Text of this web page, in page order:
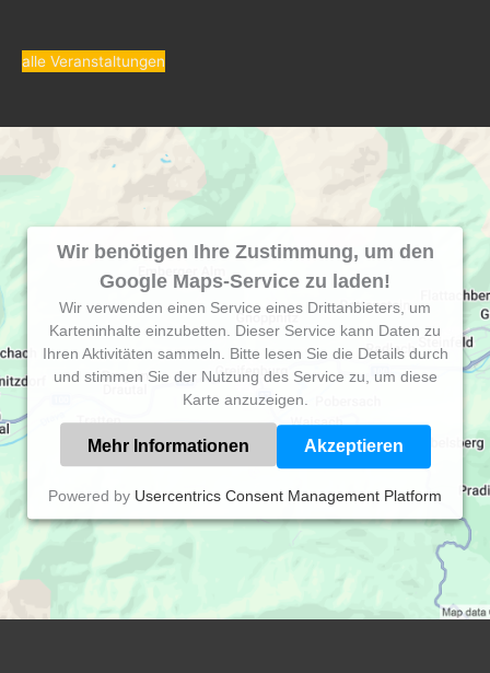
alle Veranstaltungen
Wir benötigen Ihre Zustimmung, um den
Google Maps-Service zu laden!
Wir verwenden einen Service eines Drittanbieters, um
Karteninhalte einzubetten. Dieser Service kann Daten zu
Ihren Aktivitäten sammeln. Bitte lesen Sie die Details durch
und stimmen Sie der Nutzung des Service zu, um diese
Karte anzuzeigen.
Mehr Informationen Akzeptieren
Powered by Usercentrics Consent Management Platform